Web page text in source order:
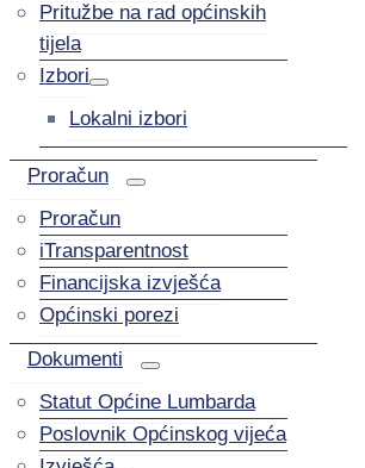
Pritužbe na rad općinskih
tijela
Izbori
Lokalni izbori
Proračun
Proračun
iTransparentnost
Financijska izvješća
Općinski porezi
Dokumenti
Statut Općine Lumbarda
Poslovnik Općinskog vijeća